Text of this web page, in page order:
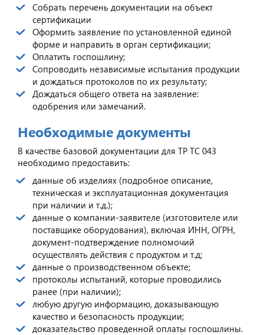
Собрать перечень документации на объект
сертификации
Оформить заявление по установленной единой
форме и направить в орган сертификации;
Оплатить госпошлину;
Сопроводить независимые испытания продукции
и дождаться протоколов по их результату;
Дождаться общего ответа на заявление:
одобрения или замечаний.
Необходимые документы
В качестве базовой документации для ТР ТС 043
необходимо предоставить:
данные об изделиях (подробное описание,
техническая и эксплуатационная документация
при наличии и т.д.);
данные о компании-заявителе (изготовителе или
поставщике оборудования), включая ИНН, ОГРН,
документ-подтверждение полномочий
осуществлять действия с продуктом и т.д;
данные о производственном объекте;
протоколы испытаний, которые проводились
ранее (при наличии);
любую другую информацию, доказывающую
качество и безопасность продукции;
доказательство проведенной оплаты госпошлины.